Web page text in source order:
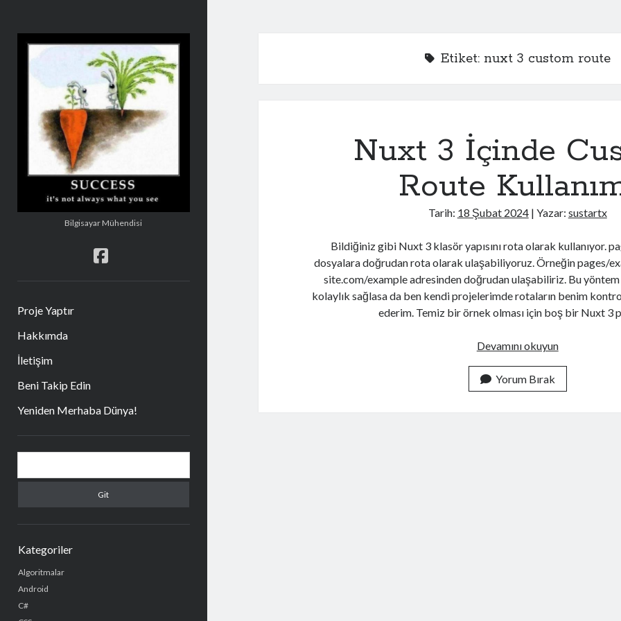
Şakir
Mehmetoğlu
Bilgisayar Mühendisi
facebook
Proje Yaptır
Hakkımda
İletişim
Beni Takip Edin
Yeniden Merhaba Dünya!
Yan
Menü
Kategoriler
Algoritmalar
Android
C#
Etiket: nuxt 3 custom route
Nuxt 3 İçinde
Route
Tarih: 18 Şubat 2024| Yazar: sustartx
Bildiğiniz gibi Nuxt 3 klasör yapısını rota olarak kullanıyor.
dosyalara doğrudan rota olarak ulaşabiliyoruz. Örneğin pages/
site.com/example adresinden doğrudan ulaşabiliriz. Bu
kolaylık sağlasa da ben kendi projelerimde rotaların benim
ederim. Temiz bir örnek olması için boş bir Nuxt 3
Devamını okuyunNuxt
Custom
Yorum Bırak